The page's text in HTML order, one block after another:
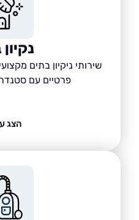
נקיון בתים
שירותי ניקיון בתים מקצועיים
פרטיים עם סטנדרט גבוה